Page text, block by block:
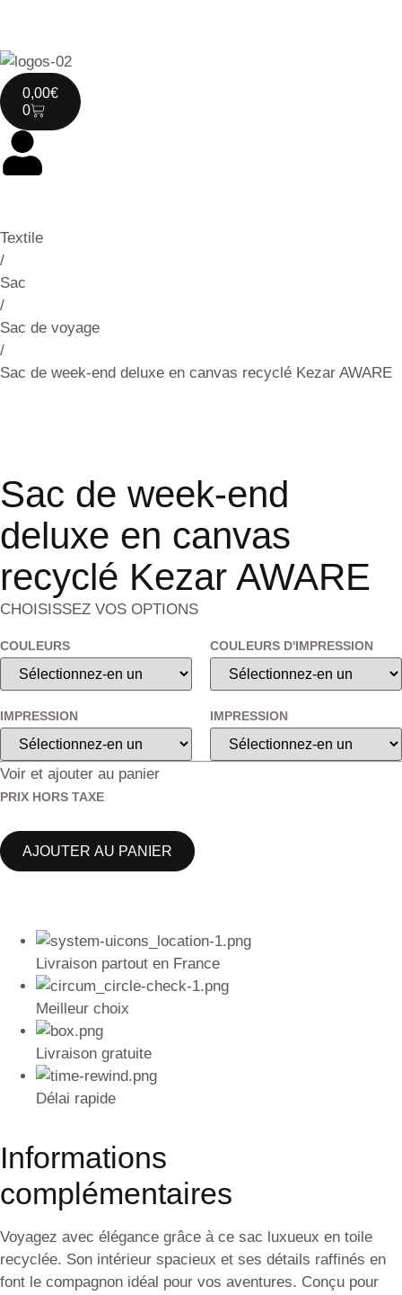
0,00€
0
Textile
/
Sac
/
Sac de voyage
/
Sac de week-end deluxe en canvas recyclé Kezar AWARE
Sac de week-end
deluxe en canvas
recyclé Kezar AWARE
CHOISISSEZ VOS OPTIONS
COULEURS COULEURS D'IMPRESSION
IMPRESSION IMPRESSION
Voir et ajouter au panier
PRIX HORS TAXE
AJOUTER AU PANIER
Livraison partout en France
Meilleur choix
Livraison gratuite
Délai rapide
Informations
complémentaires
Voyagez avec élégance grâce à ce sac luxueux en toile
recyclée. Son intérieur spacieux et ses détails raffinés en
font le compagnon idéal pour vos aventures. Conçu pour